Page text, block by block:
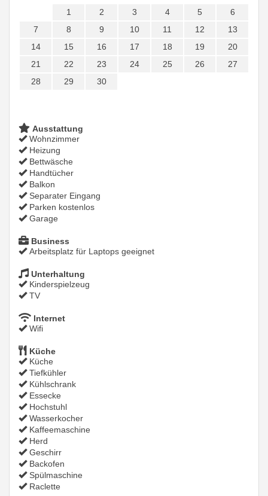
1
2 3 4 5
6
7
8 9 10 11 12
13
14
15 16 17 18 19
20
21
22 23 24 25 26
27
28
29 30
Ausstattung
Wohnzimmer
Heizung
Bettwäsche
Handtücher
Balkon
Separater Eingang
Parken kostenlos
Garage
Business
Arbeitsplatz für Laptops geeignet
Unterhaltung
Kinderspielzeug
TV
Internet
Wifi
Küche
Küche
Tiefkühler
Kühlschrank
Essecke
Hochstuhl
Wasserkocher
Kaffeemaschine
Herd
Geschirr
Backofen
Spülmaschine
Raclette